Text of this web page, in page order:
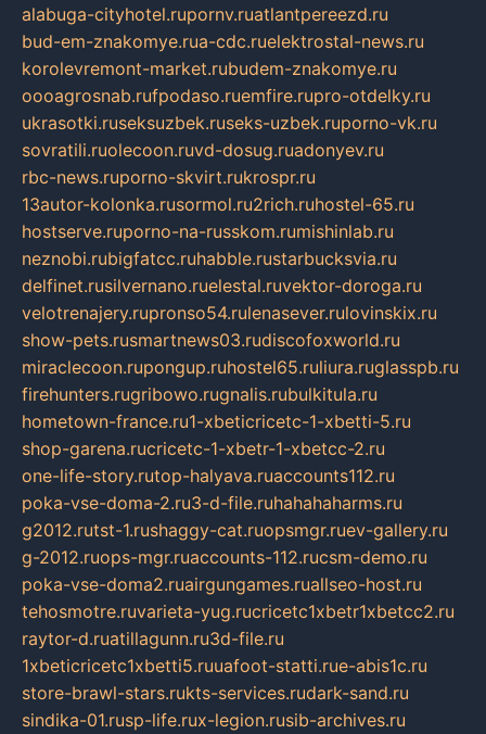
alabuga-cityhotel.rupornv.ruatlantpereezd.ru
bud-em-znakomye.rua-cdc.ruelektrostal-news.ru
korolevremont-market.rubudem-znakomye.ru
oooagrosnab.rufpodaso.ruemfire.rupro-otdelky.ru
ukrasotki.ruseksuzbek.ruseks-uzbek.ruporno-vk.ru
sovratili.ruolecoon.ruvd-dosug.ruadonyev.ru
rbc-news.ruporno-skvirt.rukrospr.ru
13autor-kolonka.rusormol.ru2rich.ruhostel-65.ru
hostserve.ruporno-na-russkom.rumishinlab.ru
neznobi.rubigfatcc.ruhabble.rustarbucksvia.ru
delfinet.rusilvernano.ruelestal.ruvektor-doroga.ru
velotrenajery.rupronso54.rulenasever.rulovinskix.ru
show-pets.rusmartnews03.rudiscofoxworld.ru
miraclecoon.rupongup.ruhostel65.ruliura.ruglasspb.ru
firehunters.rugribowo.rugnalis.rubulkitula.ru
hometown-france.ru1-xbeticricetc-1-xbetti-5.ru
shop-garena.rucricetc-1-xbetr-1-xbetcc-2.ru
one-life-story.rutop-halyava.ruaccounts112.ru
poka-vse-doma-2.ru3-d-file.ruhahahaharms.ru
g2012.rutst-1.rushaggy-cat.ruopsmgr.ruev-gallery.ru
g-2012.ruops-mgr.ruaccounts-112.rucsm-demo.ru
poka-vse-doma2.ruairgungames.ruallseo-host.ru
tehosmotre.ruvarieta-yug.rucricetc1xbetr1xbetcc2.ru
raytor-d.ruatillagunn.ru3d-file.ru
1xbeticricetc1xbetti5.ruuafoot-statti.rue-abis1c.ru
store-brawl-stars.rukts-services.rudark-sand.ru
sindika-01.rusp-life.rux-legion.rusib-archives.ru